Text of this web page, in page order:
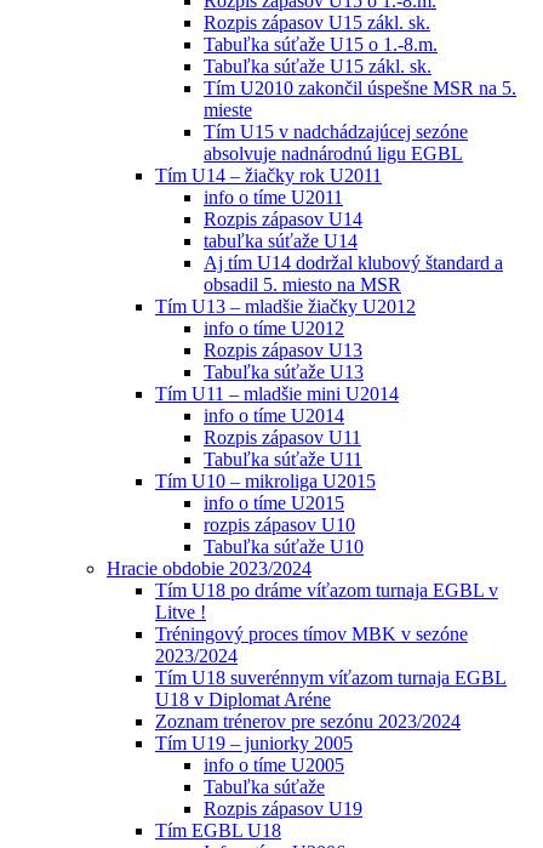
Rozpis zápasov U15 zákl. sk.
Tabuľka súťaže U15 o 1.-8.m.
Tabuľka súťaže U15 zákl. sk.
Tím U2010 zakončil úspešne MSR na 5.
mieste
Tím U15 v nadchádzajúcej sezóne
absolvuje nadnárodnú ligu EGBL
Tím U14 – žiačky rok U2011
info o tíme U2011
Rozpis zápasov U14
tabuľka súťaže U14
Aj tím U14 dodržal klubový štandard a
obsadil 5. miesto na MSR
Tím U13 – mladšie žiačky U2012
info o tíme U2012
Rozpis zápasov U13
Tabuľka súťaže U13
Tím U11 – mladšie mini U2014
info o tíme U2014
Rozpis zápasov U11
Tabuľka súťaže U11
Tím U10 – mikroliga U2015
info o tíme U2015
rozpis zápasov U10
Tabuľka súťaže U10
Hracie obdobie 2023/2024
Tím U18 po dráme víťazom turnaja EGBL v
Litve !
Tréningový proces tímov MBK v sezóne
2023/2024
Tím U18 suverénnym víťazom turnaja EGBL
U18 v Diplomat Aréne
Zoznam trénerov pre sezónu 2023/2024
Tím U19 – juniorky 2005
info o tíme U2005
Tabuľka súťaže
Rozpis zápasov U19
Tím EGBL U18